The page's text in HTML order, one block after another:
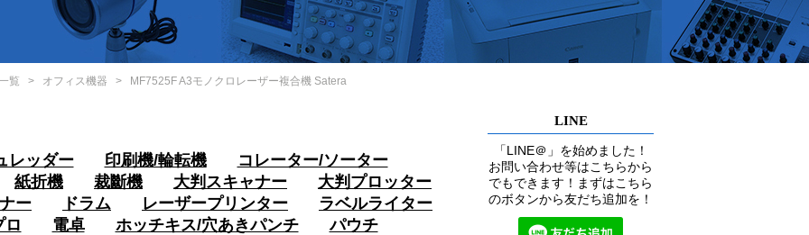
覧 > オフィス機器 > MF7525F A3モノクロレーザー複合機 Satera
レッダー 印刷機/輪転機
コレーター/ソーター
紙折機
裁斷機 大判スキャナー
大判プロッター
ー
ドラム レーザープリンター
ラベルライター
ロ
電卓 ホッチキス/穴あきパンチ
パウチ
LINE
「LINE＠」を始めました！
お問い合わせ等はこちらから
でもできます！まずはこちら
のボタンから友だち追加を！